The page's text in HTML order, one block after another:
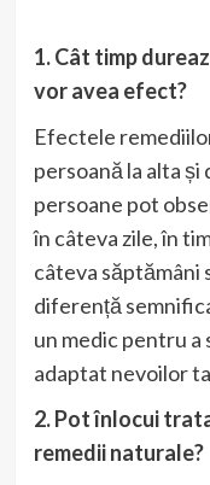
1. Cât timp
vor avea efect?
Efectele
persoană la alta și
persoane pot
în câteva zile, în
câteva săptămâni
diferență
un medic pentru
adaptat nevoilor
2. Pot înlocui
remedii naturale?